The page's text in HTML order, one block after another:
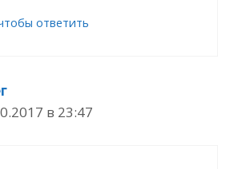
ответить
в 23:47